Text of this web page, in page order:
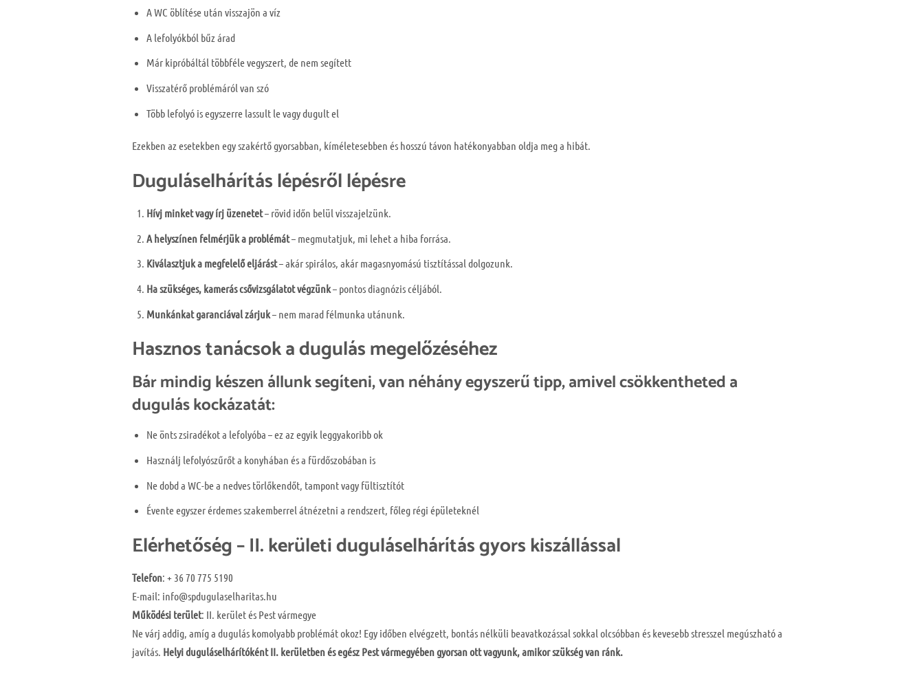
A WC öblítése után visszajön a víz
A lefolyókból bűz árad
Már kipróbáltál többféle vegyszert, de nem segített
Visszatérő problémáról van szó
Több lefolyó is egyszerre lassult le vagy dugult el
Ezekben az esetekben egy szakértő gyorsabban, kíméletesebben és hosszú távon hatékonyabban oldja meg a hibát.
Duguláselhárítás lépésről lépésre
Hívj minket vagy írj üzenetet– rövid időn belül visszajelzünk.
A helyszínen felmérjük a problémát– megmutatjuk, mi lehet a hiba forrása.
Kiválasztjuk a megfelelő eljárást– akár spirálos, akár magasnyomású tisztítással dolgozunk.
Ha szükséges, kamerás csővizsgálatot végzünk– pontos diagnózis céljából.
Munkánkat garanciával zárjuk– nem marad félmunka utánunk.
Hasznos tanácsok a dugulás megelőzéséhez
Bár mindig készen állunk segíteni, van néhány egyszerű tipp, amivel csökkentheted a
dugulás kockázatát:
Ne önts zsiradékot a lefolyóba – ez az egyik leggyakoribb ok
Használj lefolyószűrőt a konyhában és a fürdőszobában is
Ne dobd a WC-be a nedves törlőkendőt, tampont vagy fültisztítót
Évente egyszer érdemes szakemberrel átnézetni a rendszert, főleg régi épületeknél
Elérhetőség – II. kerületi duguláselhárítás gyors kiszállással
Telefon: + 36 70 775 5190
E-mail: info@spdugulaselharitas.hu
Működési terület: II. kerület és Pest vármegye
Ne várj addig, amíg a dugulás komolyabb problémát okoz! Egy időben elvégzett, bontás nélküli beavatkozással sokkal olcsóbban és kevesebb stresszel megúszható a
javítás. Helyi duguláselhárítóként II. kerületben és egész Pest vármegyében gyorsan ott vagyunk, amikor szükség van ránk.